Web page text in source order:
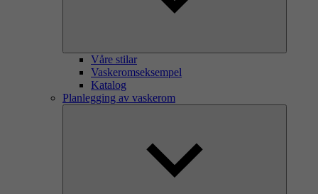
Våre stilar
Vaskeromseksempel
Katalog
Planlegging av vaskerom